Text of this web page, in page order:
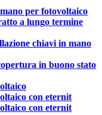
per fotovoltaico
a lungo termine
chiavi in mano
in buono stato
con eternit
con eternit